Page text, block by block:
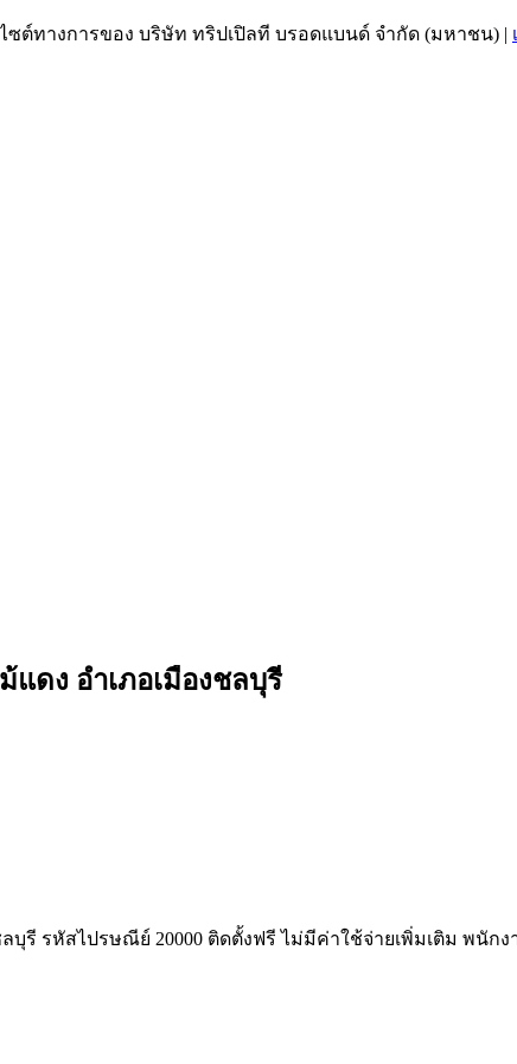
ซต์ทางการของ บริษัท ทริปเปิลที บรอดแบนด์ จำกัด (มหาชน) |
ดง อำเภอเมืองชลบุรี
ลบุรี รหัสไปรษณีย์ 20000 ติดตั้งฟรี ไม่มีค่าใช้จ่ายเพิ่มเติม พนั